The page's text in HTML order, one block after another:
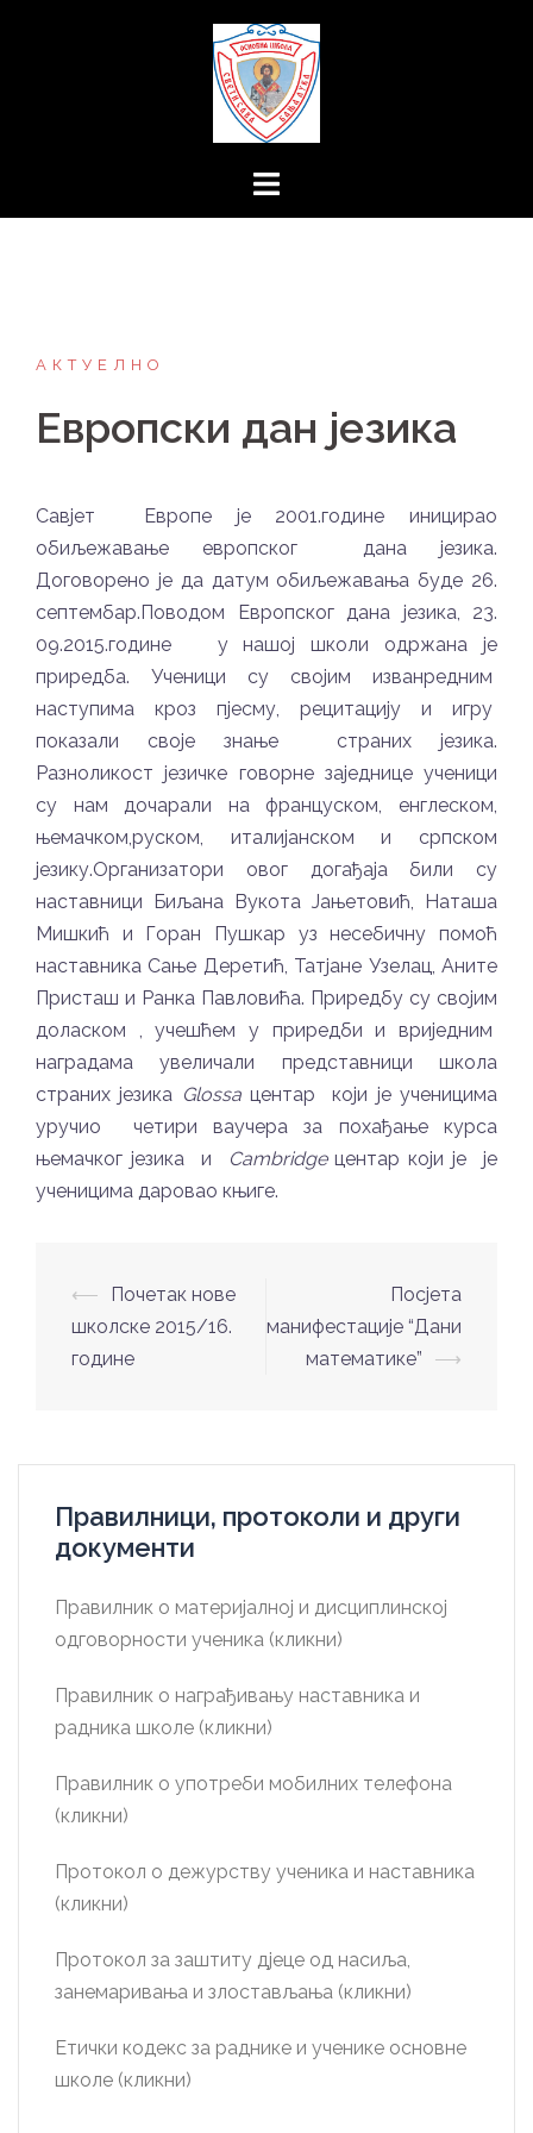
АКТУЕЛНО
Европски дан језика
Савјет Европе је 2001.године иницирао
обиљежавање европског дана језика.
Договорено је да датум обиљежавања буде 26.
септембар.Поводом Европског дана језика, 23.
09.2015.године у нашој школи одржана је
приредба. Ученици су својим изванредним
наступима кроз пјесму, рецитацију и игру
показали своје знање страних језика.
Разноликост језичке говорне заједнице ученици
су нам дочарали на француском, енглеском,
њемачком,руском, италијанском и српском
језику.Организатори овог догађаја били су
наставници Биљана Вукота Јањетовић, Наташа
Мишкић и Горан Пушкар уз несебичну помоћ
наставника Сање Деретић, Татјане Узелац, Аните
Присташ и Ранка Павловића. Приредбу су својим
доласком , учешћем у приредби и вриједним
наградама увеличали представници школа
страних језика Glossa центар који је ученицима
уручио четири ваучера за похађање курса
њемачког језика и
Cambridgeцентар који је
је
ученицима даровао књиге.
Post
navigation
⟵
Почетак нове
школске 2015/16.
године
Посјета
манифестације “Дани
математике”
⟶
Правилници, протоколи и други
документи
Правилник о материјалној и дисциплинској
одговорности ученика (кликни)
Правилник о награђивању наставника и
радника школе (кликни)
Правилник о употреби мобилних телефона
(кликни)
Протокол о дежурству ученика и наставника
(кликни)
Протокол за заштиту дјеце од насиља,
занемаривања и злостављања (кликни)
Етички кодекс за раднике и ученике основне
школе (кликни)